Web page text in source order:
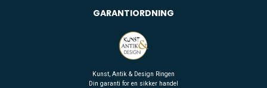
GARANTIORDNING
Kunst, Antik & Design Ringen
Din garanti for en sikker handel